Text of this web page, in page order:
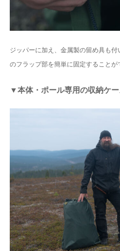
ジッパーに加え、金属製の留め具も
のフラップ部を簡単に固定することが
▼本体・ポール専用の収納ケ